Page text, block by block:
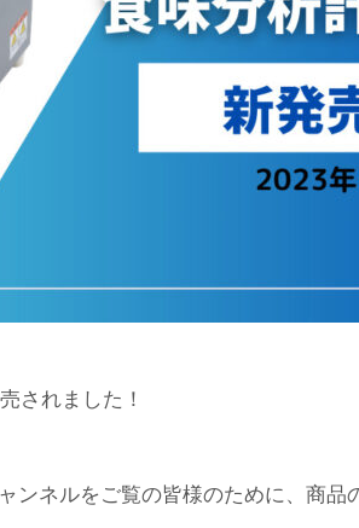
されました！
ンネルをご覧の皆様のために、商品